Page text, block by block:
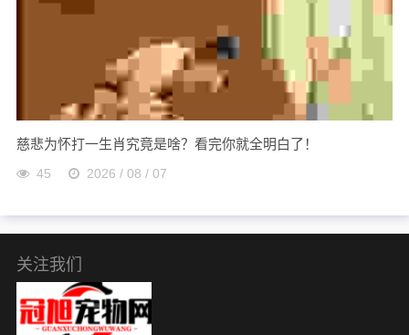
慈悲为怀打一生肖究竟是啥？看完你就全明白了！
45 2026 / 08 / 07
关注我们